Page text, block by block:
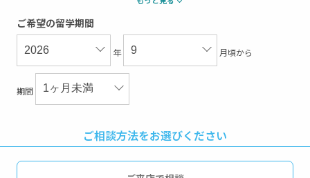
フィリピン マレーシア シンガポール
英語圏
ご希望の留学期間
年 月頃から
期間
ご相談方法をお選びください